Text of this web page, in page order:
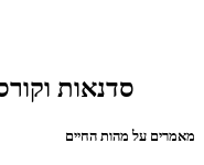
סדנאות
מאמרים על מהות החיים